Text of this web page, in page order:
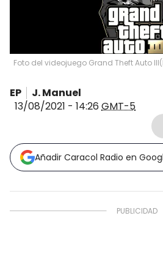
Foto del videojuego Grand Theft Auto lll(
EP
J. Manuel
13/08/2021 - 14:26 GMT-5
Añadir Caracol Radio en